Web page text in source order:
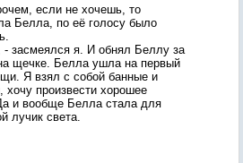
если не хочешь, то
Белла, по её голосу было
- засмеялся я. И обнял Беллу за
щечке. Белла ушла на первый
Я взял с собой банные и
произвести хорошее
и вообще Белла стала для
лучик света.